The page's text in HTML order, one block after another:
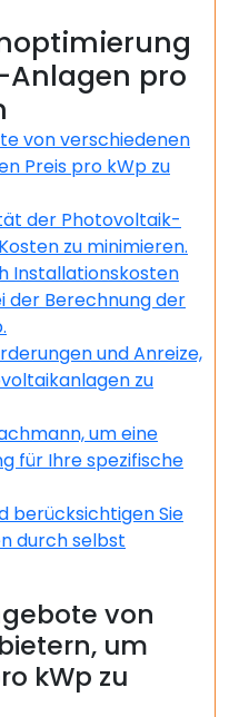
pro
von verschiedenen
Preis pro kWp zu
der Photovoltaik-
zu minimieren.
Installationskosten
der Berechnung der
und Anreize,
zu
um eine
für Ihre spezifische
berücksichtigen Sie
durch selbst
von
um
kWp zu